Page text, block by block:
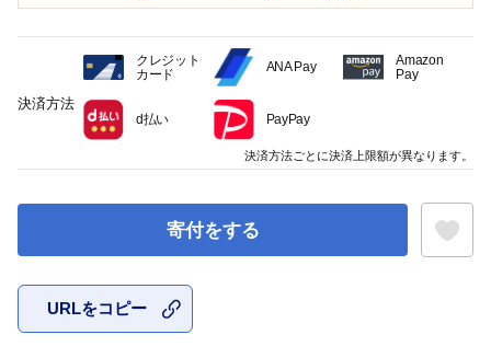
寄付をする
URLをコピー
決済方法
クレジット
カード
ANA Pay
Amazon
Pay
d払い PayPay
決済方法ごとに決済上限額が異なります。